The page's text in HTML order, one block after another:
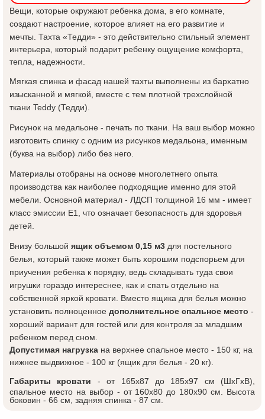
Вещи, которые окружают ребенка дома, в его комнате,
создают настроение, которое влияет на его развитие и
мечты. Тахта «Тедди» - это действительно стильный элемент
интерьера, который подарит ребенку ощущение комфорта,
тепла, надежности.
Мягкая спинка и фасад нашей тахты выполнены из бархатно
изысканной и мягкой, вместе с тем плотной трехслойной
ткани Teddy (Тедди).
Рисунок на медальоне - печать по ткани. На ваш выбор можно
изготовить спинку с одним из рисунков медальона, именным
(буква на выбор) либо без него.
Материалы отобраны на основе многолетнего опыта
производства как наиболее подходящие именно для этой
мебели. Основной материал - ЛДСП толщиной 16 мм - имеет
класс эмиссии Е1, что означает безопасность для здоровья
детей.
Внизу большой ящик объемом 0,15 м3 для постельного
белья, который также может быть хорошим подспорьем для
приучения ребенка к порядку, ведь складывать туда свои
игрушки гораздо интереснее, как и спать отдельно на
собственной яркой кровати. Вместо ящика для белья можно
установить полноценное дополнительное спальное место -
хороший вариант для гостей или для контроля за младшим
ребенком перед сном.
Допустимая нагрузка на верхнее спальное место - 150 кг, на
нижнее выдвижное - 100 кг (ящик для белья - 20 кг).
Габариты кровати - от 165x87 до 185x97 см (ШxГxВ)
спальное место на выбор - от 160x80 до 180x90 см. Высота
боковин - 66 см, задняя спинка - 87 см.